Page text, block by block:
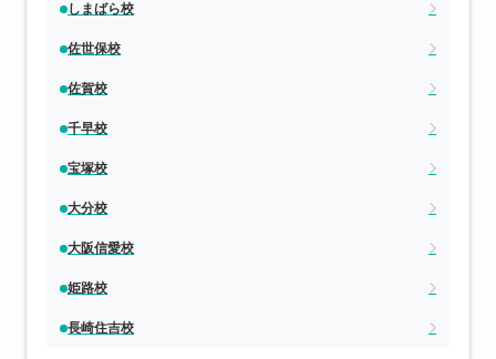
しまばら校
佐世保校
佐賀校
千早校
宝塚校
大分校
大阪信愛校
姫路校
長崎住吉校